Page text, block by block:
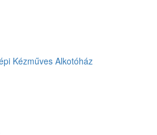
Kézműves Alkotóház